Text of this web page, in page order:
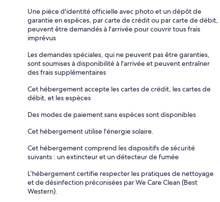
Une pièce d'identité officielle avec photo et un dépôt de
garantie en espèces, par carte de crédit ou par carte de débit,
peuvent être demandés à l'arrivée pour couvrir tous frais
imprévus
Les demandes spéciales, qui ne peuvent pas être garanties,
sont soumises à disponibilité à l'arrivée et peuvent entraîner
des frais supplémentaires
Cet hébergement accepte les cartes de crédit, les cartes de
débit, et les espèces
Des modes de paiement sans espèces sont disponibles
Cet hébergement utilise l'énergie solaire.
Cet hébergement comprend les dispositifs de sécurité
suivants : un extincteur et un détecteur de fumée
L’hébergement certifie respecter les pratiques de nettoyage
et de désinfection préconisées par We Care Clean (Best
Western).